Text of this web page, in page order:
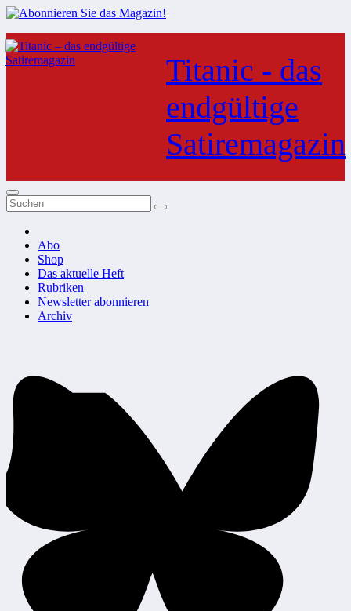
Zum
Inhalt
springen
Titanic - das
endgültige
Satiremagazin
Abo
Shop
Das aktuelle Heft
Rubriken
Newsletter abonnieren
Archiv